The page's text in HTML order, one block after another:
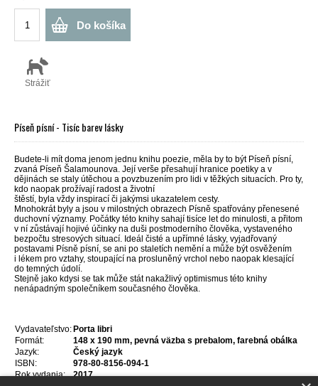
Do košíka
Strážiť
Píseň písní - Tisíc barev lásky
Budete-li mít doma jenom jednu knihu poezie, měla by to být Píseň písní,
zvaná Píseň Šalamounova. Její verše přesahují hranice poetiky a v
dějinách se staly útěchou a povzbuzením pro lidi v těžkých situacích. Pro ty,
kdo naopak prožívají radost a životní
štěstí, byla vždy inspirací či jakýmsi ukazatelem cesty.
Mnohokrát byly a jsou v milostných obrazech Písně spatřovány přenesené
duchovní významy. Počátky této knihy sahají tisíce let do minulosti, a přitom
v ní zůstávají hojivé účinky na duši postmoderního člověka, vystaveného
bezpočtu stresových situací. Ideál čisté a upřímné lásky, vyjadřovaný
postavami Písně písní, se ani po staletích nemění a může být osvěžením
i lékem pro vztahy, stoupající na prosluněný vrchol nebo naopak klesající
do temných údolí.
Stejně jako kdysi se tak může stát nakažlivý optimismus této knihy
nenápadným společníkem současného člověka.
Vydavateľstvo: Porta libri
Formát:
148 x 190 mm, pevná väzba s prebalom, farebná obálka
Jazyk:
Český jazyk
ISBN:
978-80-8156-094-1
Rok vydania:
2017